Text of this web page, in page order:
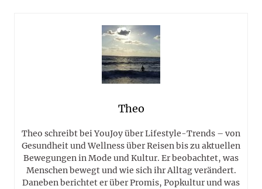
Theo
Theo schreibt bei YouJoy über Lifestyle-Trends – von
Gesundheit und Wellness über Reisen bis zu aktuellen
Bewegungen in Mode und Kultur. Er beobachtet, was
Menschen bewegt und wie sich ihr Alltag verändert.
Daneben berichtet er über Promis, Popkultur und was